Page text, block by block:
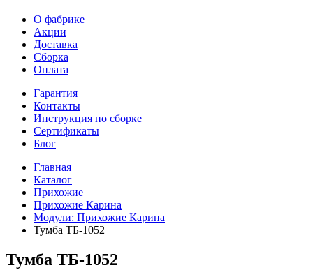
О фабрике
Акции
Доставка
Сборка
Оплата
Гарантия
Контакты
Инструкция по сборке
Сертификаты
Блог
Главная
Каталог
Прихожие
Прихожие Карина
Модули: Прихожие Карина
Тумба ТБ-1052
Тумба ТБ-1052